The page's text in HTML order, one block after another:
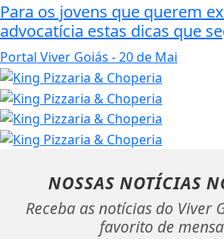
Para os jovens que querem
advocatícia estas dicas que
Portal Viver Goiás - 20 de Mai
NOSSAS NOTÍCIAS
Receba as notícias do Viver
favorito de